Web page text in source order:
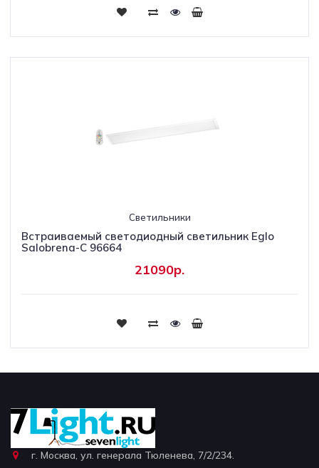
Светильники
Встраиваемый светодиодный светильник Eglo
Salobrena-C 96664
21090р.
г. Москва, ул. генерала Тюленева, 7/2/234.